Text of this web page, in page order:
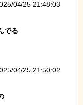
04/25 21:48:03
でる
04/25 21:50:02